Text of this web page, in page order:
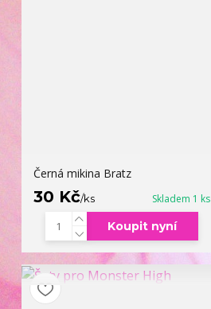
Černá mikina Bratz
30 Kč/ks Skladem 1 ks
Koupit nyní